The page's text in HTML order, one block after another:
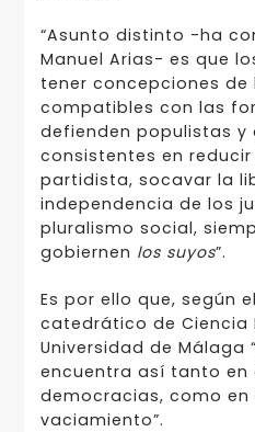
“Asunto distinto -ha
Manuel Arias- es que
tener concepciones
compatibles con las
defienden populistas y
consistentes en
partidista, socavar la
independencia de los
pluralismo social,
gobiernen los suyos”.
Es por ello que, según
catedrático de Ciencia
Universidad de Málaga
encuentra así tanto en
democracias, como en
vaciamiento”.